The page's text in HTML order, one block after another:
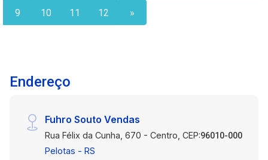
9 10 11 12 »
Endereço
Fuhro Souto Vendas
Rua Félix da Cunha, 670 - Centro, CEP:96010-000
Pelotas - RS